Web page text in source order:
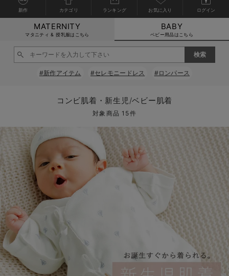
新生児服全て
ツーウェイオール・2WAYオール（新生児）
ベビー服全て
ロンパース・カバーオール
ベビー ブルマ
ベビー スカート
ベビートップス
ベビー アウター
ベビー セットアップ
スタイ・よだれかけ（新生児・ベビー）
ベビー帽子（新生児・乳児）
シーズンアイテム全て
ベビー・新生児 寝具全て
ベビーベッド・布団 （ベビー・新生児）
ベビー 雑貨全て
ベビーチェア（ハイローチェア）・ベビーラック
ベビー 雑貨 小物
ベビー安全グッズ
ベビーおもちゃ
メモリアルグッズ
授乳・調乳・お食事
哺乳瓶
赤ちゃん 洗剤・洗濯用品・お掃除
お出かけグッズ全て
ベビー｜季節の特集全て
猛暑からベビーを守るひんやりグッズ
ベビーの動物なりきり特集
ベビー 夏のお役立ちグッズ特集
【素材別】ベビーロンパース特集
袴ロンパース特集
アウトレット全て
【アウトレット】ワンピース
【アウトレット】パジャマ
【アウトレット】インナー
【アウトレット】ベビー
特集全て
抗菌防臭加工
コットン素材
冷房対策
接触冷感素材
Tシャツブラ
ブラトップ
親子セット
快適機能ウェア特集 トップス
再入荷全て
再入荷｜インナー
戻る
送料無料アイテム全て
ワンピース
ベビー
戻る
ブラキャミ おまとめ
戻る
【37周年祭セール】
【37周年祭セール】
戻る
気温差別オススメア
【15℃】3月下旬～
戻る
動きやすく着回しで
戻る
強撚スムース(コスパ
戻る
マタニティウェア
【おまとめ割】パジ
戻る
こだわりの履き心地
カジュアル
戻る
ジャケット派
きれいめ美脚パンツ派
戻る
出産準備応援割全て
マタニティパジャマ
戻る
【オフィスカジュア
戻る
レギンスタイプ
戻る
【フォーマル】ワン
戻る
【ベビー】長袖
戻る
ハンカチ
戻る
快適ウェア10%OFF
快適ウェア10%OFF
戻る
春のマタニティワン
セットアップ・ レイ
ジャンパースカート/
ワーク・オフィス
あったかアイテム｜
戻る
Gift Selection 出産
〜3,000円（税込）
女の子におススメの
もらって嬉しいギフト
かわいくておもしろ
何枚あっても嬉しい
戻る
冬の冷え対策インナ
薄くてあったか
レギンス・タイツ
裏起毛素材
戻る
入院準備の持ち物チ
入院してすぐ使うグ
戻る
冬のあったか特集全て
【冬のあったか特集
【冬のあったか特集
新作 カテゴリ ランキング お気に入り ログイン
MATERNITY
マタニティ & 授乳服はこちら
BABY
ベビー用品はこちら
#新作アイテム #セレモニードレス #ロンパース
コンビ肌着・新生児/ベビー肌着
対象商品 15件
カートに入れる
閉じる